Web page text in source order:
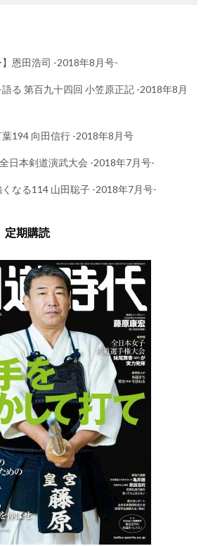
】恩田浩司 -2018年8月号-
語る 第百九十四回 小笠原正記 -2018年8月
葉194 向田信行 -2018年8月号
日本剣道演武大会 -2018年7月号-
くなる114 山田聡子 -2018年7月号-
定期購読